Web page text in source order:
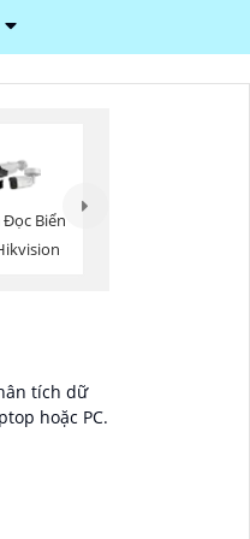
Biển
tích dữ
hoặc PC.